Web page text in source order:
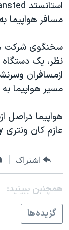
فرهنگ و زندگی
اقتصادی
علم و فناوری
اسرائیل در جنگ
آرشیو پخش زنده
مستندها
حمله جمهوری
رمز مهسا
ورزش زنان در
مجموعه
تریبونال مردمی
دادگاه حمید نوری
چهل سال
قانون شفافیت
اعتراضات مردمی
دنبال کنید
زبانهای
مسافر
سخنگوی شرکت
نظر، يک
ازمسافران
مسير هواپيما
عازم کان ونتری Coventry درمرکز انگلستان بود.
اشتراک
همچنبن ببینید:
گزيده‌ها